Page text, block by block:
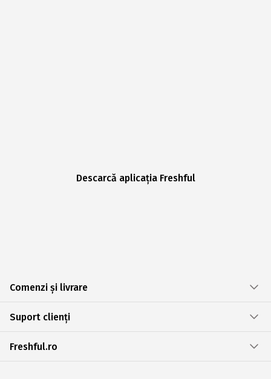
Descarcă aplicația Freshful
Comenzi și livrare
Suport clienți
Freshful.ro